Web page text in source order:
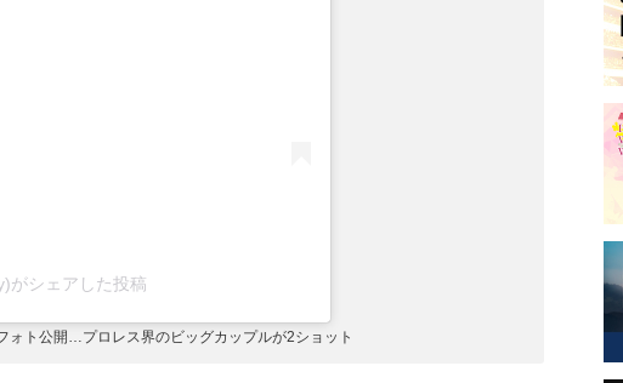
がシェアした投稿
ォト公開…プロレス界のビッグカップルが2ショット